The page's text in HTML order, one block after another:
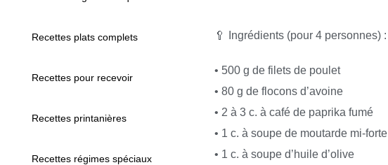
Recettes plats complets
Recettes pour recevoir
Recettes printanières
Recettes régimes spéciaux
🥄 Ingrédients (pour 4 personnes) :
• 500 g de filets de poulet
• 80 g de flocons d’avoine
• 2 à 3 c. à café de paprika fumé
• 1 c. à soupe de moutarde mi-forte
• 1 c. à soupe d’huile d’olive